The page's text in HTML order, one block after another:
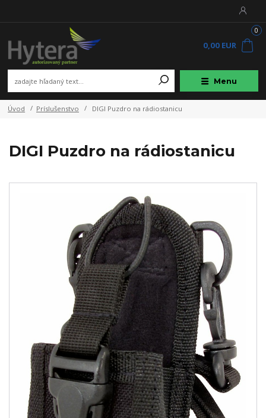
Menu
0
0,00 EUR
Úvod Príslušenstvo DIGI Puzdro na rádiostanicu
DIGI Puzdro na rádiostanicu